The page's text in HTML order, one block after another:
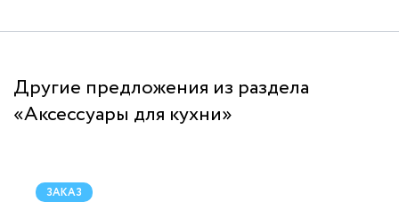
Другие предложения из раздела
«Аксессуары для кухни»
ЗАКАЗ